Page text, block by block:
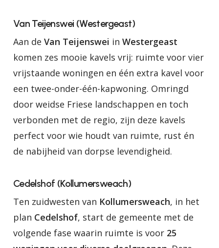
Van Teijenswei (Westergeast)
Aan de Van Teijenswei in Westergeast
komen zes mooie kavels vrij: ruimte voor vier
vrijstaande woningen en één extra kavel voor
een twee-onder-één-kapwoning. Omringd
door weidse Friese landschappen en toch
verbonden met de regio, zijn deze kavels
perfect voor wie houdt van ruimte, rust én
de nabijheid van dorpse levendigheid.
Cedelshof (Kollumersweach)
Ten zuidwesten van Kollumersweach, in het
plan Cedelshof, start de gemeente met de
volgende fase waarin ruimte is voor 25